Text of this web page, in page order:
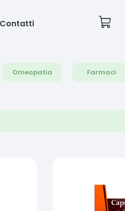
Contatti
Omeopatia Farmaci